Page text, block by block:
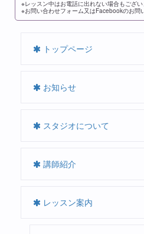
※レッスン中はお電話に出れない場合もござい
※お問い合わせフォーム又はFacebookのお問
トップページ
お知らせ
スタジオについて
講師紹介
レッスン案内